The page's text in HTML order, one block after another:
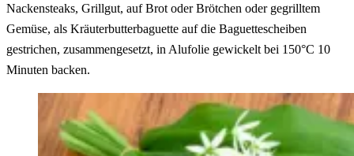
Nackensteaks, Grillgut, auf Brot oder Brötchen oder gegrilltem
Gemüse, als Kräuterbutterbaguette auf die Baguettescheiben
gestrichen, zusammengesetzt, in Alufolie gewickelt bei 150°C 10
Minuten backen.